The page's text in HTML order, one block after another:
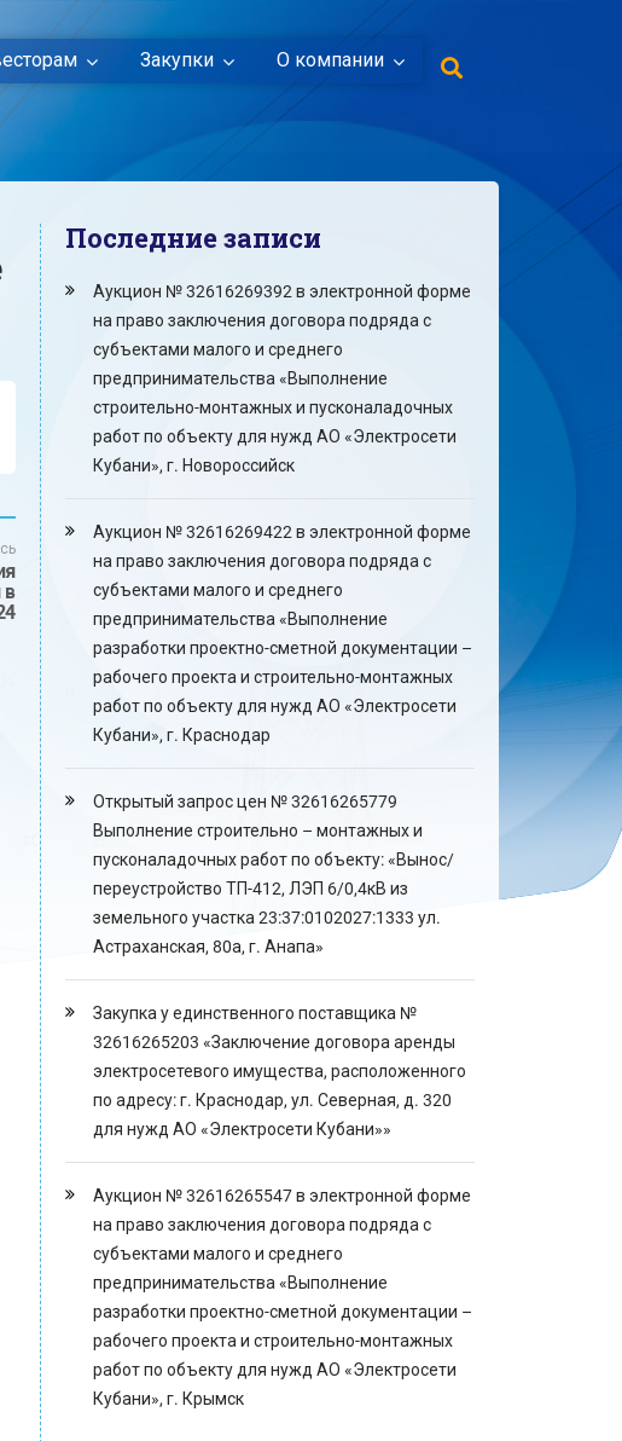
Закупки О компании
в
Последние записи
Аукцион № 32616269392 в электронной форме
на право заключения договора подряда с
субъектами малого и среднего
предпринимательства «Выполнение
строительно-монтажных и пусконаладочных
работ по объекту для нужд АО «Электросети
Кубани», г. Новороссийск
Аукцион № 32616269422 в электронной форме
на право заключения договора подряда с
субъектами малого и среднего
предпринимательства «Выполнение
разработки проектно-сметной документации –
рабочего проекта и строительно-монтажных
работ по объекту для нужд АО «Электросети
Кубани», г. Краснодар
Открытый запрос цен № 32616265779
Выполнение строительно – монтажных и
пусконаладочных работ по объекту: «Вынос/
переустройство ТП-412, ЛЭП 6/0,4кВ из
земельного участка 23:37:0102027:1333 ул.
Астраханская, 80а, г. Анапа»
Закупка у единственного поставщика №
32616265203 «Заключение договора аренды
электросетевого имущества, расположенного
по адресу: г. Краснодар, ул. Северная, д. 320
для нужд АО «Электросети Кубани»»
Аукцион № 32616265547 в электронной форме
на право заключения договора подряда с
субъектами малого и среднего
предпринимательства «Выполнение
разработки проектно-сметной документации –
рабочего проекта и строительно-монтажных
работ по объекту для нужд АО «Электросети
Кубани», г. Крымск